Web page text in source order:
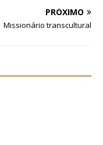
PRÓXIMO
Missionário transcultural